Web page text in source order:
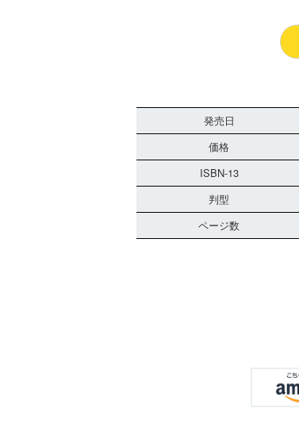
発売日
価格
ISBN-13
判型
ページ数